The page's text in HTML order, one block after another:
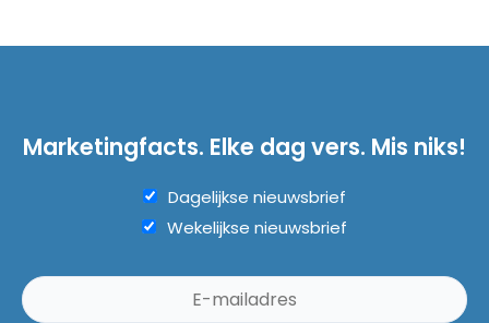
Marketingfacts. Elke dag vers. Mis niks!
Dagelijkse nieuwsbrief
Wekelijkse nieuwsbrief